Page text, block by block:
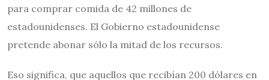
para comprar comida de 42 millones de
estadounidenses. El Gobierno estadounidense
pretende abonar sólo la mitad de los recursos.
Eso significa, que aquellos que recibían 200 dólares en